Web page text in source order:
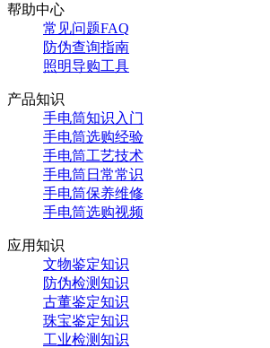
帮助中心
常见问题FAQ
防伪查询指南
照明导购工具
产品知识
手电筒知识入门
手电筒选购经验
手电筒工艺技术
手电筒日常常识
手电筒保养维修
手电筒选购视频
应用知识
文物鉴定知识
防伪检测知识
古董鉴定知识
珠宝鉴定知识
工业检测知识